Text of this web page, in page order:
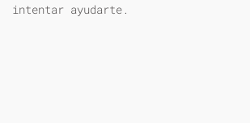
intentar ayudarte.